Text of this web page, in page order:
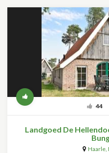
44
Landgoed De
Haarle,